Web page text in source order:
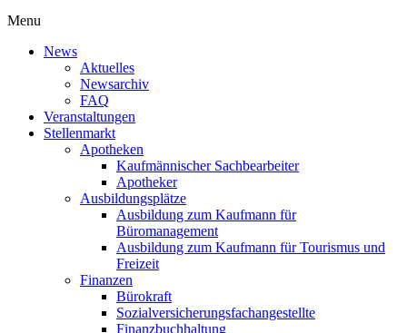
Menu
News
Aktuelles
Newsarchiv
FAQ
Veranstaltungen
Stellenmarkt
Apotheken
Kaufmännischer Sachbearbeiter
Apotheker
Ausbildungsplätze
Ausbildung zum Kaufmann für
Büromanagement
Ausbildung zum Kaufmann für Tourismus und
Freizeit
Finanzen
Bürokraft
Sozialversicherungsfachangestellte
Finanzbuchhaltung